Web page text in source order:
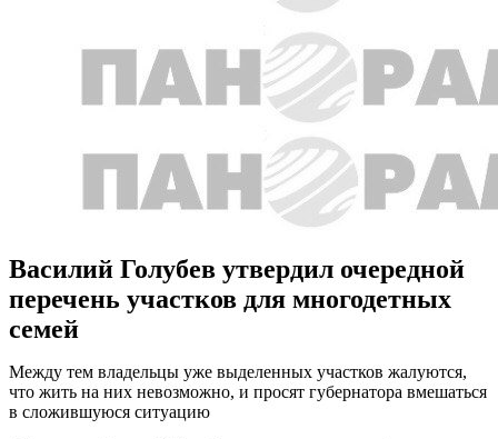
Василий Голубев утвердил очередной
перечень участков для многодетных
семей
Между тем владельцы уже выделенных участков жалуются,
что жить на них невозможно, и просят губернатора вмешаться
в сложившуюся ситуацию